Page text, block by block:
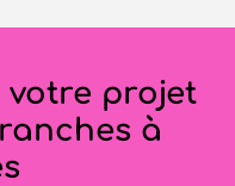
projet
à